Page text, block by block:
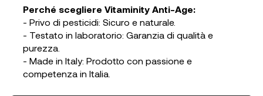
Perché scegliere Vitaminity Anti-Age:
- Privo di pesticidi: Sicuro e naturale.
- Testato in laboratorio: Garanzia di qualità e
purezza.
- Made in Italy: Prodotto con passione e
competenza in Italia.